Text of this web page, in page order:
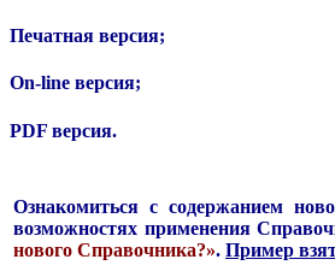
Печатная версия;
On-line версия;
PDF версия.
Ознакомиться с содержанием
возможностях применения
нового Справочника?». Пример